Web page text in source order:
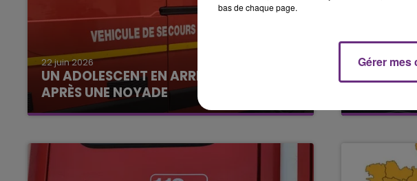
22 juin 2026
UN ADOLESCENT EN ARRÊT CARDIAQUE
APRÈS UNE NOYADE
21 juin 2026
bas de chaque page.
Gérer mes